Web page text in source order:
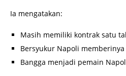
Ia mengatakan:
Masih memiliki kontrak satu
Bersyukur Napoli
Bangga menjadi pemain